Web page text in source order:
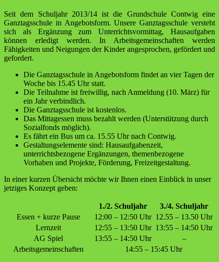
Seit dem Schuljahr 2013/14 ist die Grundschule Contwig eine
Ganztagsschule in Angebots­form. Unsere Ganztagsschule versteht
sich als Ergänzung zum Unterrichtsvormittag, Hausaufgaben
können erledigt werden. In Arbeitsgemeinschaften werden
Fähigkeiten und Neigungen der Kinder angespro­chen, gefördert und
gefordert.
Die Ganztagsschule in Angebotsform findet an vier Tagen der
Woche bis 15.45 Uhr statt.
Die Teilnahme ist freiwillig, nach Anmeldung (10. März) für
ein Jahr verbindlich.
Die Ganztagsschule ist kostenlos.
Das Mittagessen muss bezahlt werden (Unterstützung durch
Sozialfonds möglich).
Es fährt ein Bus um ca. 15.55 Uhr nach Contwig.
Gestaltungselemente sind: Hausaufgabenzeit,
unterrichtsbezogene Ergänzungen, themen­bezogene
Vorhaben und Projekte, Förderung, Freizeitgestaltung.
In einer kurzen Übersicht möchte wir Ihnen einen Einblick in unser
jetziges Konzept geben:
1./2. Schuljahr
3./4. Schuljahr
Essen + kurze Pause
12:00 – 12:50 Uhr 12.55 – 13.50 Uhr
Lernzeit
12:55 – 13:50 Uhr 13:55 – 14:50 Uhr
AG Spiel
13:55 – 14:50 Uhr
–
Arbeitsgemeinschaften
14:55 – 15:45 Uhr